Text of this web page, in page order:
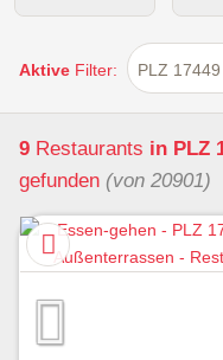
Hunde erlaubt
Aktive Filter: PLZ
9 Restaurants in PLZ
gefunden (von 20901)